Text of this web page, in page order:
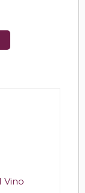
Vino